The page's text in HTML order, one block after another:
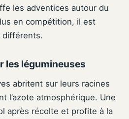
les adventices autour du
en compétition, il est
différents.
les légumineuses
abritent sur leurs racines
l’azote atmosphérique. Une
après récolte et profite à la